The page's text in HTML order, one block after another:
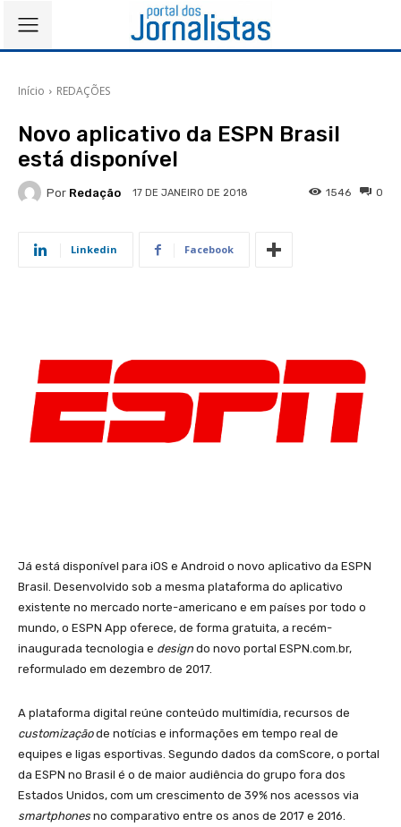
Início REDAÇÕES
Novo aplicativo da ESPN Brasil
está disponível
Por Redação 17 DE JANEIRO DE 2018 0
1546
Linkedin Facebook
Já está disponível para iOS e Android o novo aplicativo da ESPN
Brasil. Desenvolvido sob a mesma plataforma do aplicativo
existente no mercado norte-americano e em países por todo o
mundo, o ESPN App oferece, de forma gratuita, a recém-
inaugurada tecnologia e design do novo portal ESPN.com.br,
reformulado em dezembro de 2017.
A plataforma digital reúne conteúdo multimídia, recursos de
customizaçãode notícias e informações em tempo real de
equipes e ligas esportivas. Segundo dados da comScore, o portal
da ESPN no Brasil é o de maior audiência do grupo fora dos
Estados Unidos, com um crescimento de 39% nos acessos via
smartphones no comparativo entre os anos de 2017 e 2016.